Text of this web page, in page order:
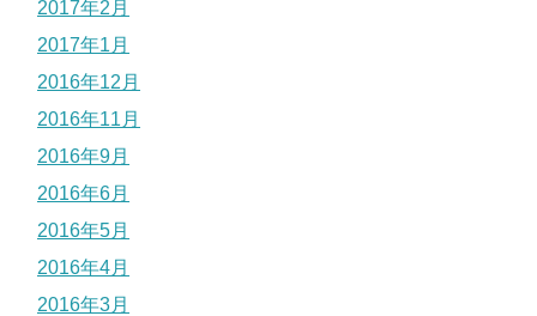
2017年2月
2017年1月
2016年12月
2016年11月
2016年9月
2016年6月
2016年5月
2016年4月
2016年3月